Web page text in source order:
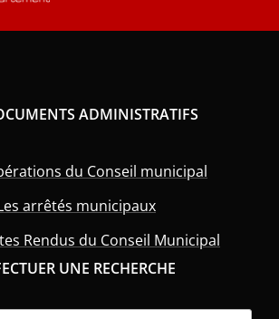
ADMINISTRATIFS
du Conseil municipal
arrêtés municipaux
Rendus du Conseil Municipal
UNE RECHERCHE